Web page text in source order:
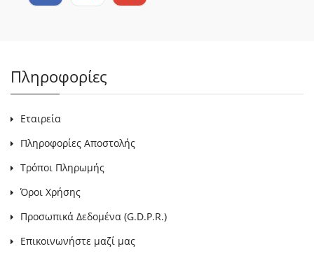
Πληροφορίες
Εταιρεία
Πληροφορίες Αποστολής
Τρόποι Πληρωμής
Όροι Χρήσης
Προσωπικά Δεδομένα (G.D.P.R.)
Επικοινωνήστε μαζί μας